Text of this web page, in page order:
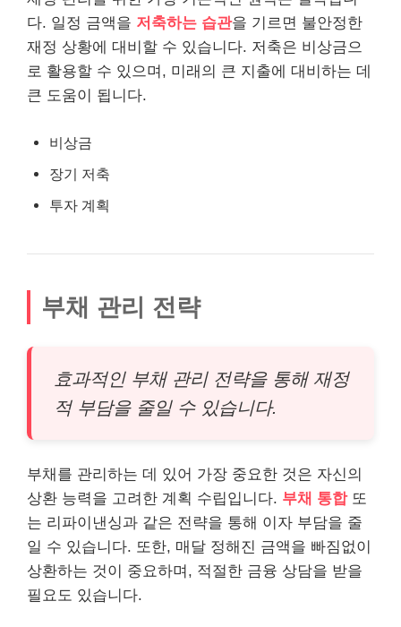
다. 일정 금액을 저축하는 습관을 기르면 불안정한
재정 상황에 대비할 수 있습니다. 저축은 비상금으
로 활용할 수 있으며, 미래의 큰 지출에 대비하는 데
큰 도움이 됩니다.
비상금
장기 저축
투자 계획
부채 관리 전략
효과적인 부채 관리 전략을 통해 재정
적 부담을 줄일 수 있습니다.
부채를 관리하는 데 있어 가장 중요한 것은 자신의
상환 능력을 고려한 계획 수립입니다. 부채 통합또
는 리파이낸싱과 같은 전략을 통해 이자 부담을 줄
일 수 있습니다. 또한, 매달 정해진 금액을 빠짐없이
상환하는 것이 중요하며, 적절한 금융 상담을 받을
필요도 있습니다.